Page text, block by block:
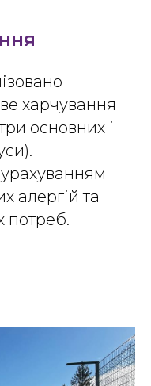
харчування
основних і
алергій та
потреб.